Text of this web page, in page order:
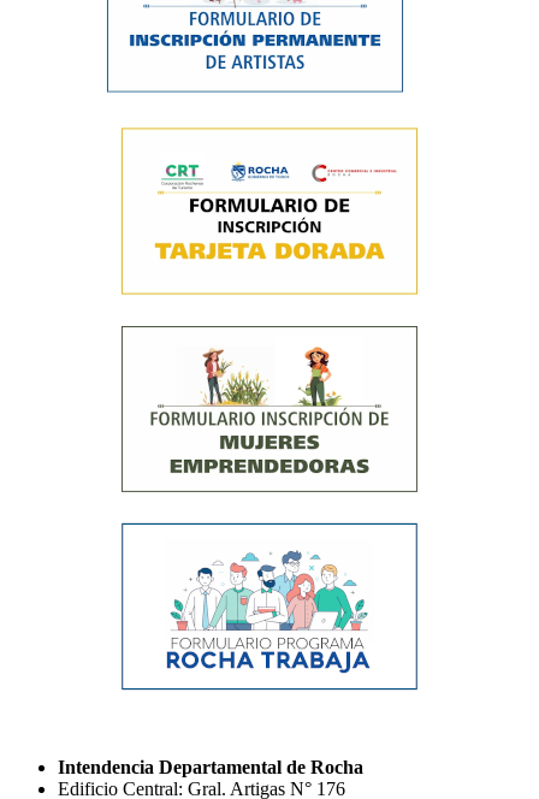
Intendencia Departamental de Rocha
Edificio Central: Gral. Artigas N° 176